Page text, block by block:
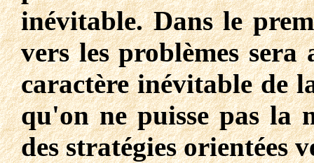
inévitable. Dans le
vers les problèmes sera
caractère inévitable de
qu'on ne puisse pas la
des stratégies orientées